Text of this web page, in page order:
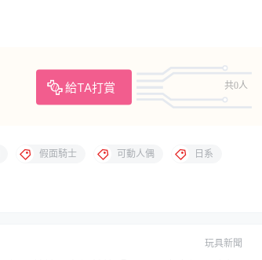
給TA打賞 共0人
假面騎士 可動人偶 日系
玩具新聞